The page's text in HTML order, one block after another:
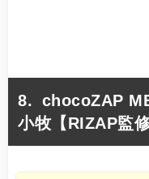
chocoZAP
小牧【RIZAP監